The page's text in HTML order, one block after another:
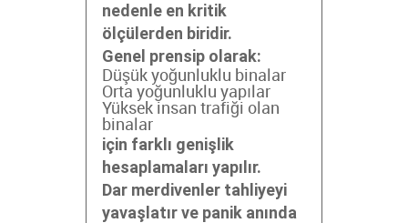
nedenle en kritik
ölçülerden biridir.
Genel prensip olarak:
Düşük yoğunluklu binalar
Orta yoğunluklu yapılar
Yüksek insan trafiği olan
binalar
için farklı genişlik
hesaplamaları yapılır.
Dar merdivenler tahliyeyi
yavaşlatır ve panik anında